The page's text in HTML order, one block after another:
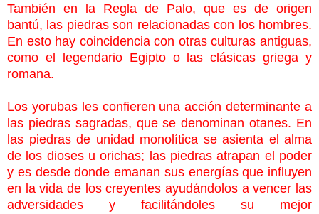
También en la Regla de Palo, que es de origen
bantú, las piedras son relacionadas con los hombres.
En esto hay coincidencia con otras culturas antiguas,
como el legendario Egipto o las clásicas griega y
romana.
Los yorubas les confieren una acción determinante a
las piedras sagradas, que se denominan otanes. En
las piedras de unidad monolítica se asienta el alma
de los dioses u orichas; las piedras atrapan el poder
y es desde donde emanan sus energías que influyen
en la vida de los creyentes ayudándolos a vencer las
adversidades y facilitándoles su mejor